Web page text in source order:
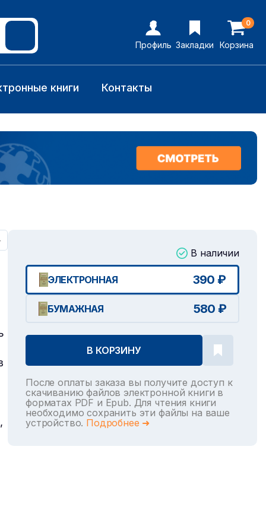
Профиль Закладки
0
Корзина
книги Контакты
В наличии
ЭЛЕКТРОННАЯ 390 ₽
БУМАЖНАЯ 580 ₽
В КОРЗИНУ
После оплаты заказа вы получите доступ к
скачиванию файлов электронной книги в
форматах PDF и Epub. Для чтения книги
необходимо сохранить эти файлы на ваше
устройство. Подробнее ➜